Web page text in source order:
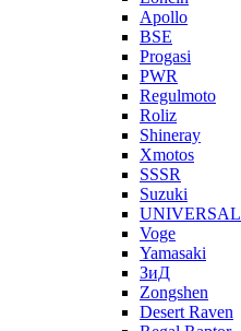
Apollo
BSE
Progasi
PWR
Regulmoto
Roliz
Shineray
Xmotos
SSSR
Suzuki
UNIVERSAL
Voge
Yamasaki
ЗиД
Zongshen
Desert Raven